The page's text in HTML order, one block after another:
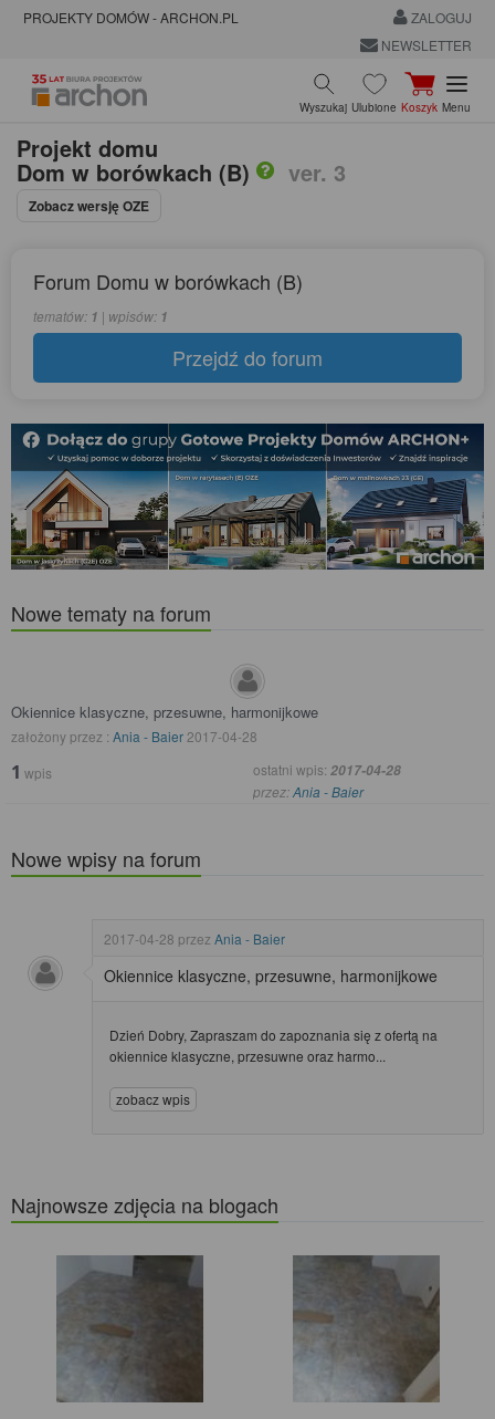
PROJEKTY DOMÓW - ARCHON.PL
ZALOGUJ
NEWSLETTER
Wyszukaj Ulubione Koszyk Menu
Projekt domu
Dom w borówkach (B) ver. 3
Zobacz wersję OZE
Forum Domu w borówkach (B)
tematów: 1 | wpisów: 1
Przejdź do forum
Nowe tematy na forum
Okiennice klasyczne, przesuwne, harmonijkowe
założony przez : Ania - Baier 2017-04-28
1 wpis ostatni wpis: 2017-04-28
przez:Ania - Baier
Nowe wpisy na forum
2017-04-28 przez Ania - Baier
Okiennice klasyczne, przesuwne, harmonijkowe
Dzień Dobry, Zapraszam do zapoznania się z ofertą na
okiennice klasyczne, przesuwne oraz harmo...
zobacz wpis
Najnowsze zdjęcia na blogach